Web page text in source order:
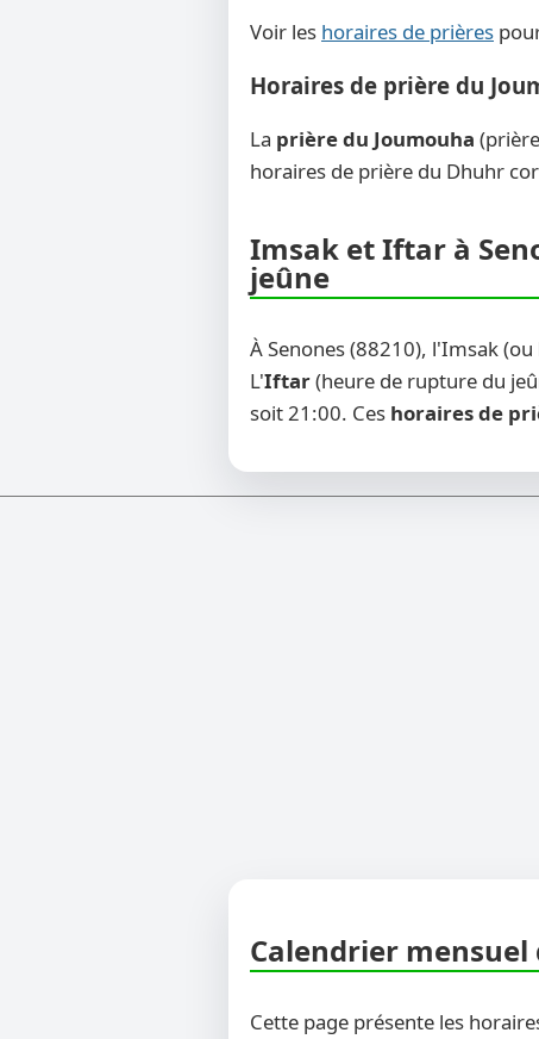
Voir les horaires de prières
Horaires de prière du
La prière du Joumouha
horaires de prière du Dhuhr
Imsak et Iftar à
jeûne
À Senones (88210), l'Imsak
L'Iftar(heure de rupture du
soit 21:00. Ces horaires de
Calendrier mensuel
Cette page présente les